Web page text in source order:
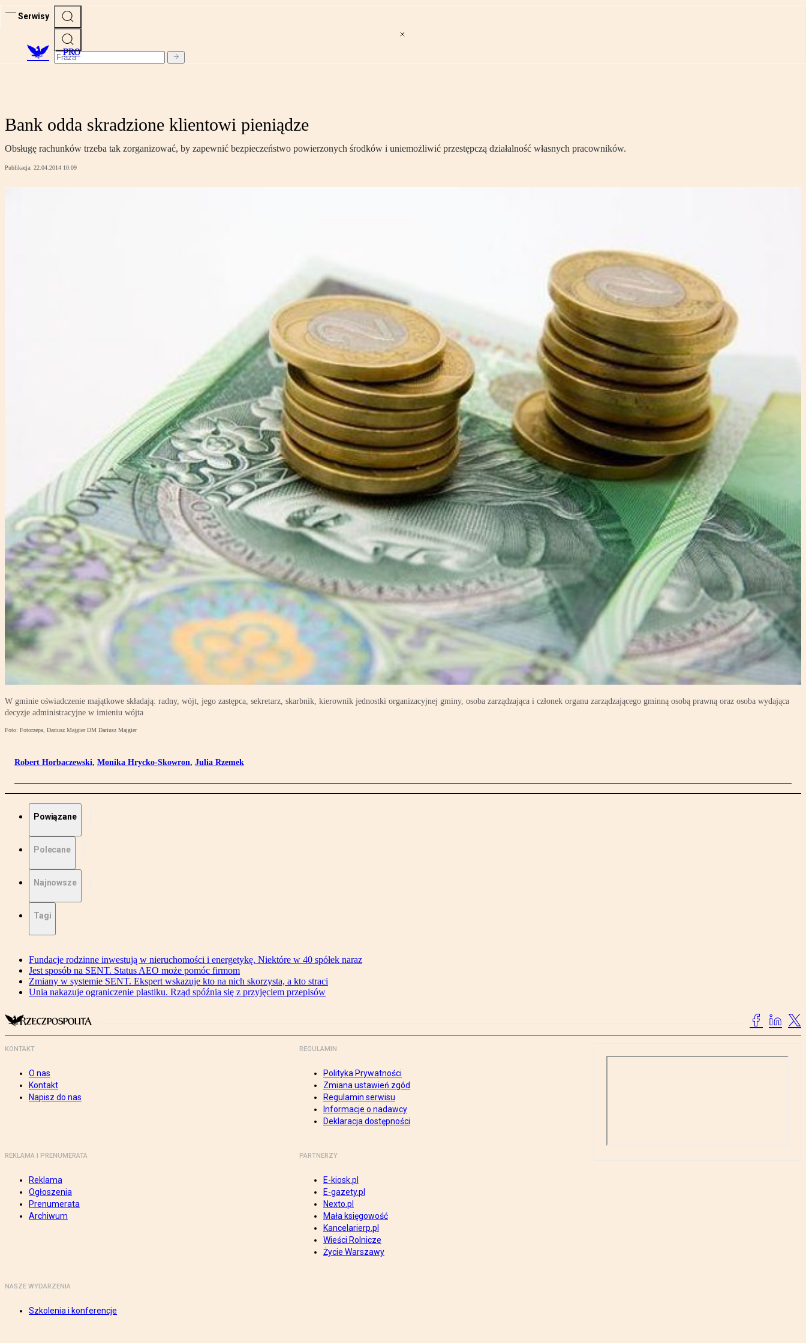
Serwisy
PRO
Bank odda skradzione klientowi pieniądze
Obsługę rachunków trzeba tak zorganizować, by zapewnić bezpieczeństwo powierzonych środków i uniemożliwić przestępczą działalność własnych pracowników.
Publikacja: 22.04.2014 10:09
W gminie oświadczenie majątkowe składają: radny, wójt, jego zastępca, sekretarz, skarbnik, kierownik jednostki organizacyjnej gminy, osoba zarządzająca i członek organu zarządzającego gminną osobą prawną oraz osoba wydająca
decyzje administracyjne w imieniu wójta
Foto: Fotorzepa, Dariusz Majgier DM Dariusz Majgier
Robert Horbaczewski, Monika Hrycko-Skowron, Julia Rzemek
Powiązane
Polecane
Najnowsze
Tagi
Fundacje rodzinne inwestują w nieruchomości i energetykę. Niektóre w 40 spółek naraz
Jest sposób na SENT. Status AEO może pomóc firmom
Zmiany w systemie SENT. Ekspert wskazuje kto na nich skorzysta, a kto straci
Unia nakazuje ograniczenie plastiku. Rząd spóźnia się z przyjęciem przepisów
KONTAKT
O nas
Kontakt
Napisz do nas
REGULAMIN
Polityka Prywatności
Zmiana ustawień zgód
Regulamin serwisu
Informacje o nadawcy
Deklaracja dostępności
REKLAMA I PRENUMERATA
Reklama
Ogłoszenia
Prenumerata
Archiwum
PARTNERZY
E-kiosk.pl
E-gazety.pl
Nexto.pl
Mała księgowość
Kancelarierp.pl
Wieści Rolnicze
Życie Warszawy
NASZE WYDARZENIA
Szkolenia i konferencje